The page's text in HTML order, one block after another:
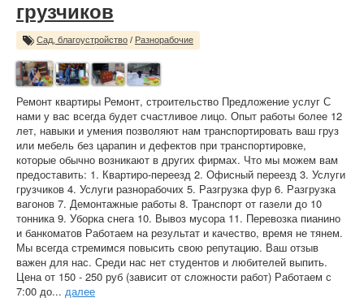
грузчиков
Сад, благоустройство / Разнорабочие
Ремонт квартиры Ремонт, строительство Предложение услуг С
нами у вас всегда будет счастливое лицо. Опыт работы более 12
лет, навыки и умения позволяют нам транспортировать ваш груз
или мебель без царапин и дефектов при транспортировке,
которые обычно возникают в других фирмах. Что мы можем вам
предоставить: 1. Квартиро-переезд 2. Офисный переезд 3. Услуги
грузчиков 4. Услуги разнорабочих 5. Разгрузка фур 6. Разгрузка
вагонов 7. Демонтажные работы 8. Транспорт от газели до 10
тонника 9. Уборка снега 10. Вывоз мусора 11. Перевозка пианино
и банкоматов Работаем на результат и качество, время не тянем.
Мы всегда стремимся повысить свою репутацию. Ваш отзыв
важен для нас. Среди нас нет студентов и любителей выпить.
Цена от 150 - 250 руб (зависит от сложности работ) Работаем с
7:00 до... далее